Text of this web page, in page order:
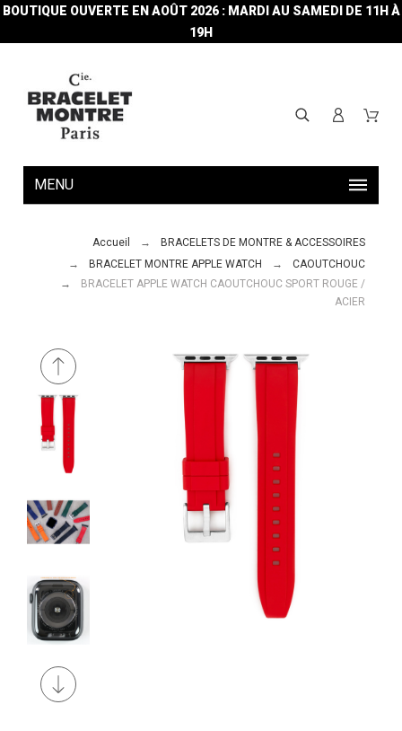
BOUTIQUE OUVERTE EN AOÛT 2026 : MARDI AU SAMEDI DE 11H À
19H
MENU
Accueil
BRACELETS DE MONTRE & ACCESSOIRES
BRACELET MONTRE APPLE WATCH
CAOUTCHOUC
BRACELET APPLE WATCH CAOUTCHOUC SPORT ROUGE /
ACIER